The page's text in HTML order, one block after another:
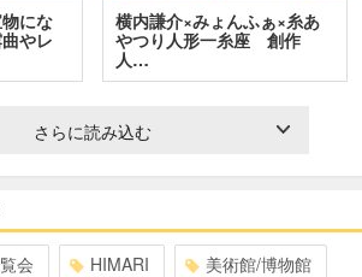
にな
やレ
横内謙介×みょんふぁ×糸あ
やつり人形一糸座 創作
人…
さらに読み込む
会 HIMARI 美術館/博物館